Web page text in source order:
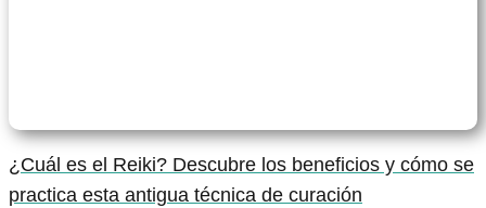
¿Cuál es el Reiki? Descubre los beneficios y cómo se
practica esta antigua técnica de curación